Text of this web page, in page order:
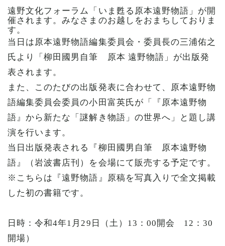
遠野文化フォーラム「いま甦る原本遠野物語」が開
催されます。みなさまのお越しをおまちしておりま
す。
当日は原本遠野物語編集委員会・委員長の三浦佑之
氏より「柳田國男自筆 原本 遠野物語」が出版発
表されます。
また、このたびの出版発表に合わせて、原本遠野物
語編集委員会委員の小田富英氏が「『原本遠野物
語』から新たな「謎解き物語」の世界へ」と題し講
演を行います。
当日出版発表される『柳田國男自筆 原本遠野物
語』（岩波書店刊）を会場にて販売する予定です。
※こちらは『遠野物語』原稿を写真入りで全文掲載
した初の書籍です。
日時：令和4年1月29日（土）13：00開会 12：30
開場）